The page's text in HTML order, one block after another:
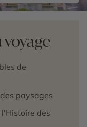
de
paysages
des